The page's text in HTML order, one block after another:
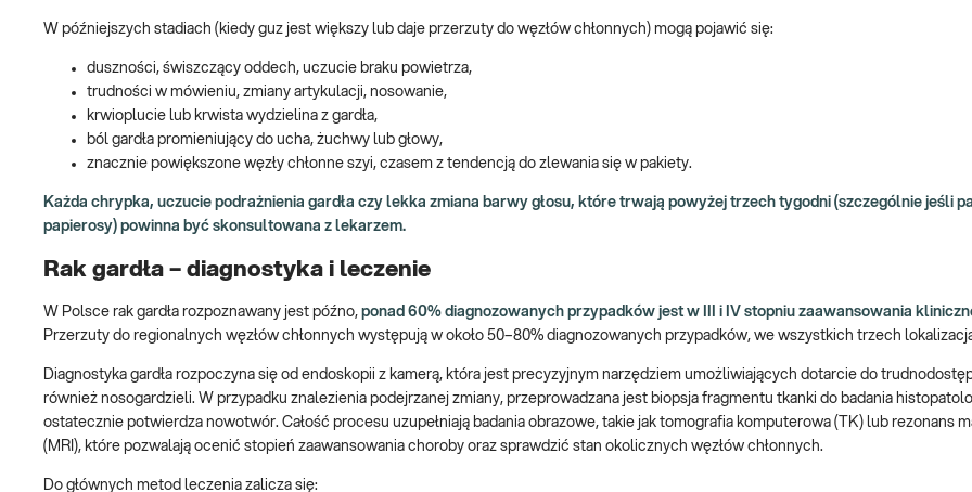
W późniejszych stadiach (kiedy guz jest większy lub daje przerzuty do węzłów chłonnych) mogą pojawić się:
duszności, świszczący oddech, uczucie braku powietrza,
trudności w mówieniu, zmiany artykulacji, nosowanie,
krwioplucie lub krwista wydzielina z gardła,
ból gardła promieniujący do ucha, żuchwy lub głowy,
znacznie powiększone węzły chłonne szyi, czasem z tendencją do zlewania się w pakiety.
Każda chrypka, uczucie podrażnienia gardła czy lekka zmiana barwy głosu, które trwają powyżej trzech tygodni (szczególnie jeśli
papierosy) powinna być skonsultowana z lekarzem.
Rak gardła – diagnostyka i leczenie
W Polsce rak gardła rozpoznawany jest późno, ponad 60% diagnozowanych przypadków jest w III i IV stopniu zaawansowania
Przerzuty do regionalnych węzłów chłonnych występują w około 50–80% diagnozowanych przypadków, we wszystkich trzech
Diagnostyka gardła rozpoczyna się od endoskopii z kamerą, która jest precyzyjnym narzędziem umożliwiających dotarcie do
również nosogardzieli. W przypadku znalezienia podejrzanej zmiany, przeprowadzana jest biopsja fragmentu tkanki do badania
ostatecznie potwierdza nowotwór. Całość procesu uzupełniają badania obrazowe, takie jak tomografia komputerowa (TK) lub rezonans
(MRI), które pozwalają ocenić stopień zaawansowania choroby oraz sprawdzić stan okolicznych węzłów chłonnych.
Do głównych metod leczenia zalicza się: